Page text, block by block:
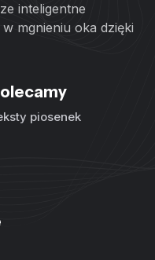
inteligentne
mgnieniu oka dzięki
piosenek